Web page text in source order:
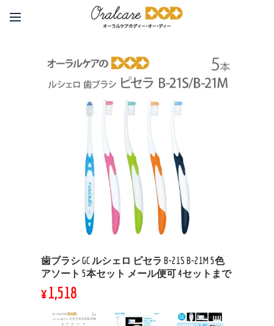
歯ブラシ GC ルシェロ ピセラ B-21S B-21M 5色
アソート 5本セット メール便可 4セットまで
¥1,518